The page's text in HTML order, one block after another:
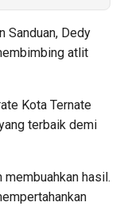
Sanduan, Dedy
atlit
Kota Ternate
terbaik demi
membuahkan hasil.